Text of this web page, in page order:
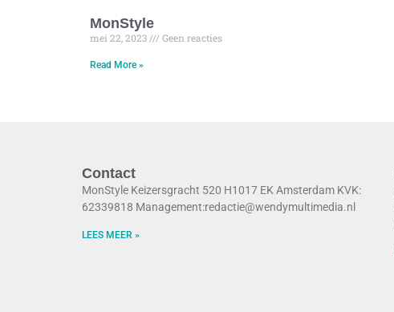
MonStyle
mei 22, 2023 Geen reacties
Read More »
Contact
MonStyle Keizersgracht 520 H1017 EK Amsterdam KVK:
62339818 Management:redactie@wendymultimedia.nl
LEES MEER »